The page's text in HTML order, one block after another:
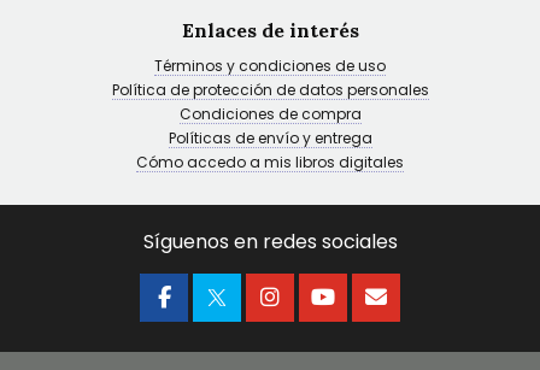
Enlaces de interés
Términos y condiciones de uso
Política de protección de datos personales
Condiciones de compra
Políticas de envío y entrega
Cómo accedo a mis libros digitales
Síguenos en redes sociales